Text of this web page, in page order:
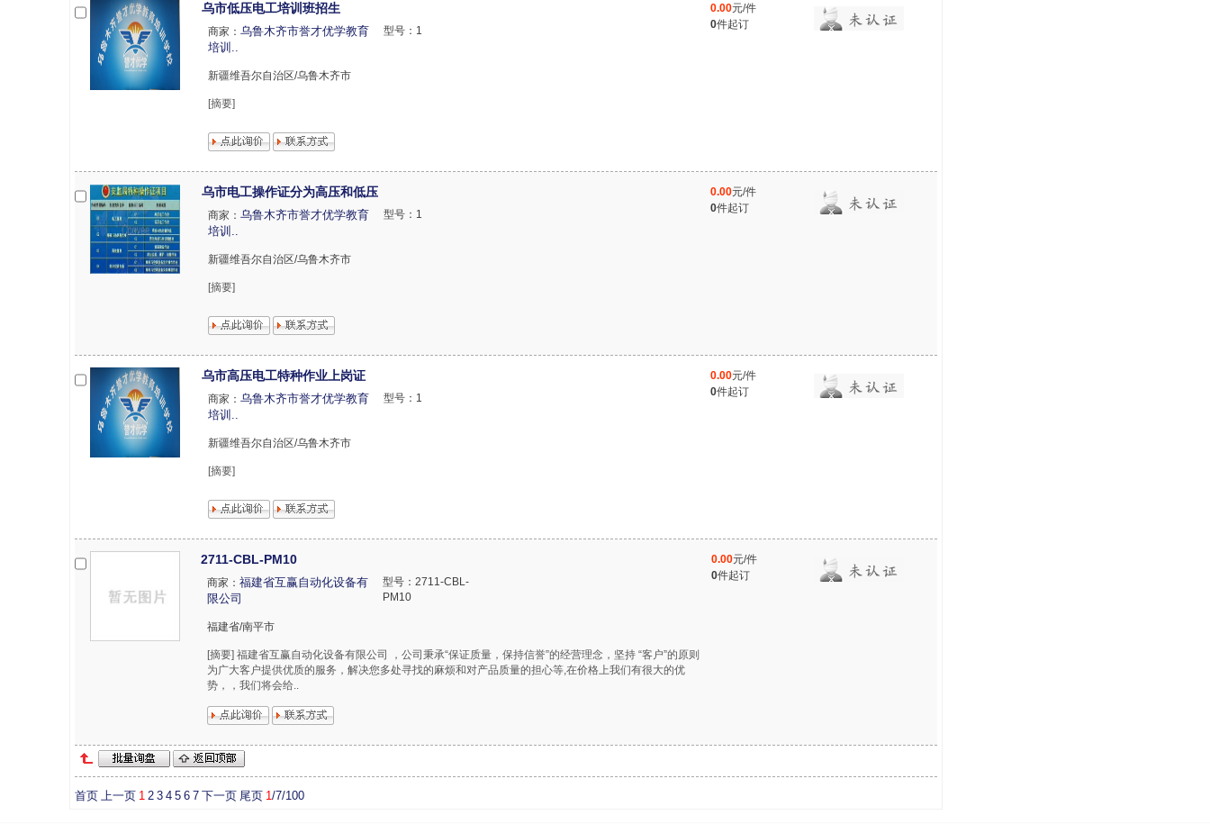
乌市低压电工培训班招生
商家： 乌鲁木齐市誉才优学教育
培训..
型号：1
新疆维吾尔自治区/乌鲁木齐市
[摘要]
0.00元/件
0件起订
乌市电工操作证分为高压和低压
商家： 乌鲁木齐市誉才优学教育
培训..
型号：1
新疆维吾尔自治区/乌鲁木齐市
[摘要]
0.00元/件
0件起订
乌市高压电工特种作业上岗证
商家： 乌鲁木齐市誉才优学教育
培训..
型号：1
新疆维吾尔自治区/乌鲁木齐市
[摘要]
0.00元/件
0件起订
2711-CBL-PM10
商家： 福建省互赢自动化设备有
限公司
型号：2711-CBL-
PM10
福建省/南平市
[摘要] 福建省互赢自动化设备有限公司 ，公司秉承“保证质量，保持信誉”的经营理念，坚持 “客户”的原则
为广大客户提供优质的服务，解决您多处寻找的麻烦和对产品质量的担心等,在价格上我们有很大的优
势，，我们将会给..
0.00元/件
0件起订
首页 上一页 1 2 3 4 5 6 7 下一页 尾页 1/7/100